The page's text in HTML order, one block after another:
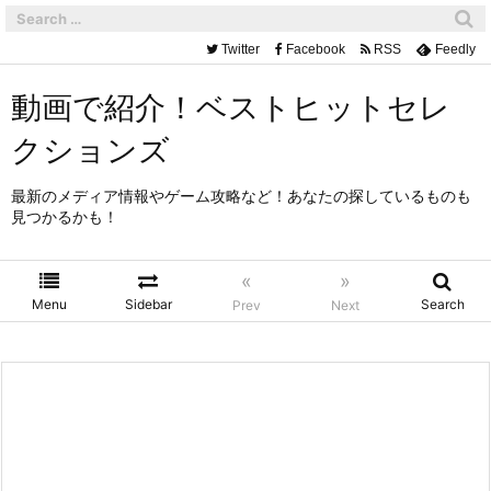
動画で紹介！ベストヒットセレ
クションズ
最新のメディア情報やゲーム攻略など！あなたの探しているものも
見つかるかも！
Menu Sidebar
«
Prev
»
Next Search
Twitter Facebook RSS Feedly